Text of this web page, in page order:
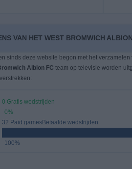
VAN HET WEST BROMWICH
sinds deze website begon met het
Albion FC team op televisie worden
0 Gratis wedstrijden
0%
32 Paid gamesBetaalde wedstrijden
100%